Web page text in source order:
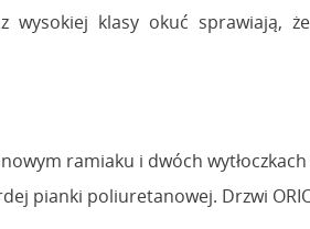
wysokiej klasy okuć sprawiają,
ramiaku i dwóch
pianki poliuretanowej. Drzwi